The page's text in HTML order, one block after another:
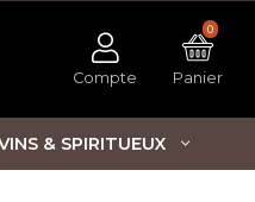
Compte
0
Panier
& SPIRITUEUX